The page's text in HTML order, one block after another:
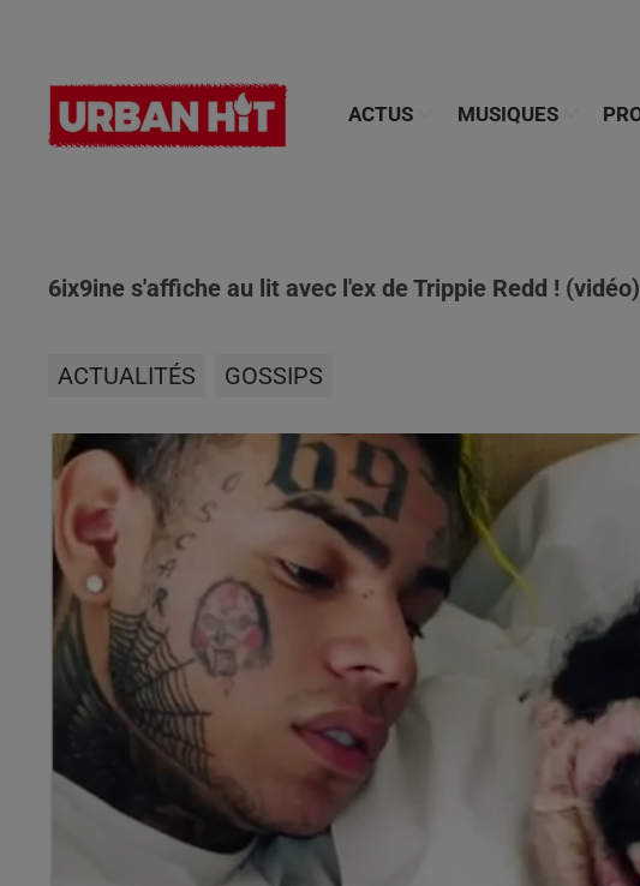
ACTUS MUSIQUES
6ix9ine s'affiche au lit avec l'ex de Trippie Redd ! (vidéo)
ACTUALITÉS GOSSIPS